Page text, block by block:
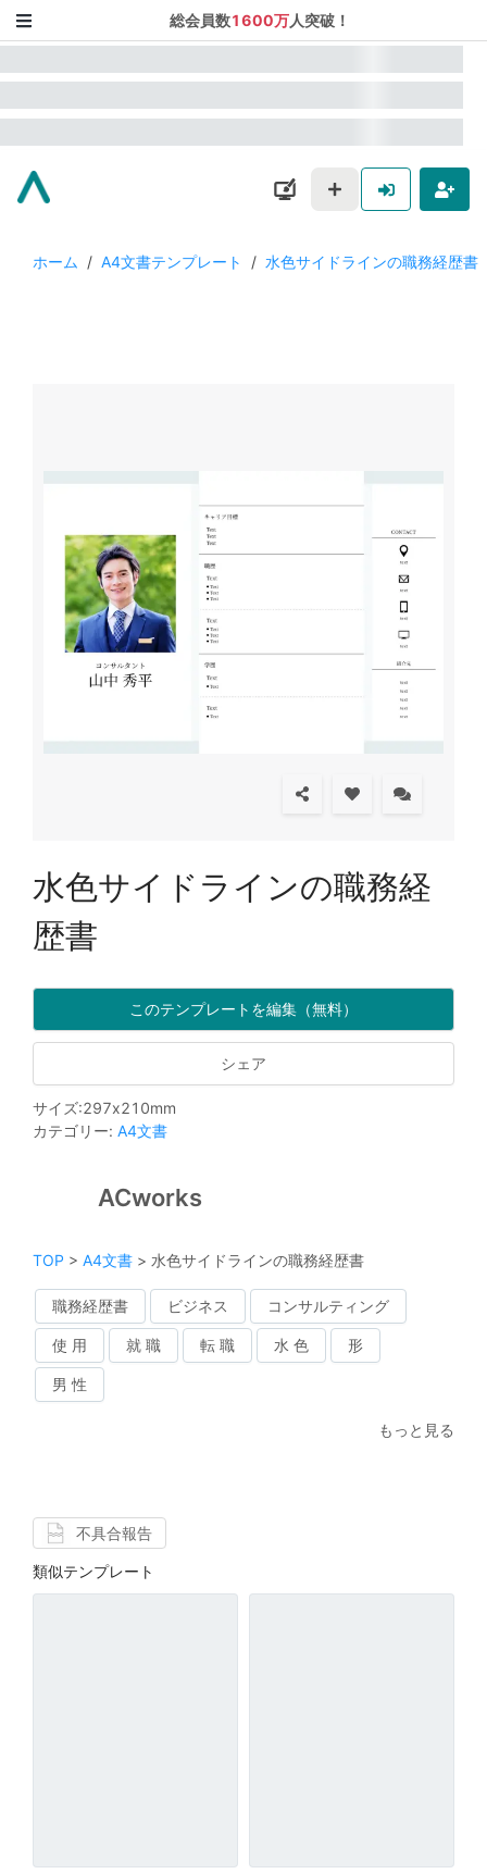
総会員数1600万人突破！
ホーム / A4文書テンプレート / 水色サイドラインの職務経歴書
水色サイドラインの職務経
歴書
このテンプレートを編集（無料）
シェア
サイズ:297x210mm
カテゴリー: A4文書
ACworks
TOP > A4文書 > 水色サイドラインの職務経歴書
職務経歴書 ビジネス コンサルティング
使 用 就 職 転 職 水 色 形
男 性
もっと見る
不具合報告
類似テンプレート